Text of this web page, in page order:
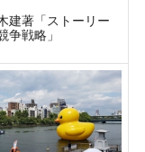
建著「ストーリー
争戦略」